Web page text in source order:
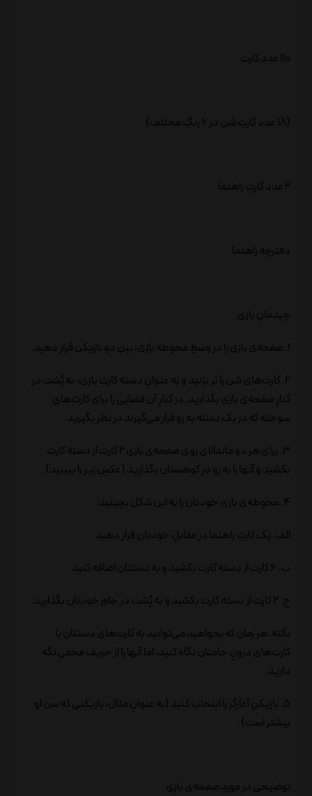
110 عدد کارت
(18 عدد کارتِ شن در 6 رنگِ مختلف)
2 عدد کارتِ راهنما
دفترچه راهنما
چیدمانِ بازی
1. صفحه‌ی بازی را در وسطِ محوطه بازی، بینِ دو بازیکن قرار دهید.
2. کارت‌های شن را بُر بزنید و به عنوانِ دسته کارتِ بازی، به پُشت در
کنارِ صفحه‌ی بازی بگذارید. در کنارِ آن فضایی را برای کارت‌های
سوخته که در یک دسته به رو قرار می‌گیرند در نظر بگیرید.
3. برای هر دو ماندالای روی صفحه‌ی بازی 2 کارت از دسته کارت
بکشید و آنها را به رو در کوهستان بگذارید (عکسِ زیر را ببینید).
4. محوطه‌ی بازی خودتان را به این شکل بچینید:
الف. یک کارتِ راهنما در مقابلِ خودتان قرار دهید.
ب. 6 کارت از دسته کارت بکشید و به دستتان اضافه کنید.
ج. 2 کارت از دسته کارت بکشید و به پُشت در جامِ خودتان بگذارید.
نکته: هر زمان که بخواهید می‌توانید به کارت‌های دستتان یا
کارت‌های درونِ جامتان نگاه کنید، اما آنها را از حریف مخفی نگه
دارید.
5. بازیکنِ آغازگر را انتخاب کنید (به عنوانِ مثال، بازیکنی که سن او
بیشتر است).
توضیحی در موردِ صفحه‌‌ی بازی